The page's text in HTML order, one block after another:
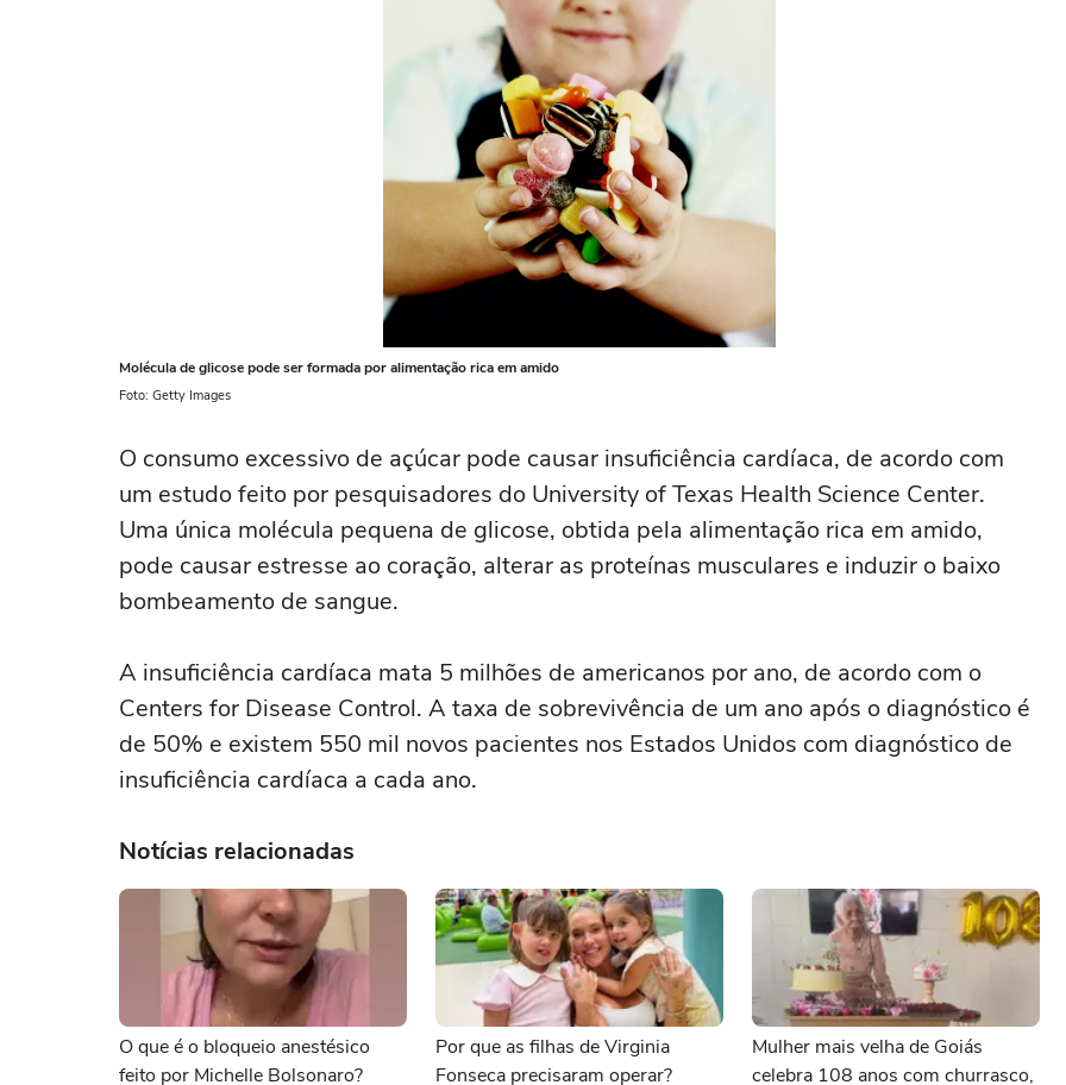
Molécula de glicose pode ser formada por alimentação rica em amido
Foto: Getty Images
O consumo excessivo de açúcar pode causar insuficiência cardíaca, de acordo com
um estudo feito por pesquisadores do University of Texas Health Science Center.
Uma única molécula pequena de glicose, obtida pela alimentação rica em amido,
pode causar estresse ao coração, alterar as proteínas musculares e induzir o baixo
bombeamento de sangue.
A insuficiência cardíaca mata 5 milhões de americanos por ano, de acordo com o
Centers for Disease Control. A taxa de sobrevivência de um ano após o diagnóstico é
de 50% e existem 550 mil novos pacientes nos Estados Unidos com diagnóstico de
insuficiência cardíaca a cada ano.
Notícias relacionadas
O que é o bloqueio anestésico
feito por Michelle Bolsonaro?
Por que as filhas de Virginia
Fonseca precisaram operar?
Mulher mais velha de Goiás
celebra 108 anos com churrasco,